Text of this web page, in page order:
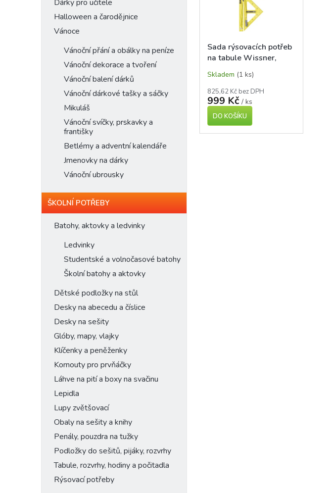
Dárky pro učitele
Halloween a čarodějnice
Vánoce
Vánoční přání a obálky na peníze
Vánoční dekorace a tvoření
Vánoční balení dárků
Vánoční dárkové tašky a sáčky
Mikuláš
Vánoční svíčky, prskavky a
františky
Betlémy a adventní kalendáře
Jmenovky na dárky
Vánoční ubrousky
ŠKOLNÍ POTŘEBY
Batohy, aktovky a ledvinky
Ledvinky
Studentské a volnočasové batohy
Školní batohy a aktovky
Dětské podložky na stůl
Desky na abecedu a číslice
Desky na sešity
Glóby, mapy, vlajky
Klíčenky a peněženky
Kornouty pro prvňáčky
Láhve na pití a boxy na svačinu
Lepidla
Lupy zvětšovací
Obaly na sešity a knihy
Penály, pouzdra na tužky
Podložky do sešitů, pijáky, rozvrhy
Tabule, rozvrhy, hodiny a počitadla
Rýsovací potřeby
ů
d
u
k
t
ů
Sada rýsovacích potřeb
na tabule Wissner,
žlutá
Skladem (1 ks)
825,62 Kč bez DPH
999 Kč / ks
DO KOŠÍKU